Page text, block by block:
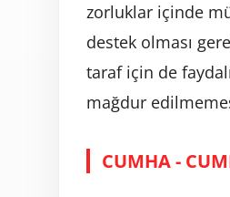
zorluklar içinde
destek olması
taraf için de
mağdur
CUMHA -